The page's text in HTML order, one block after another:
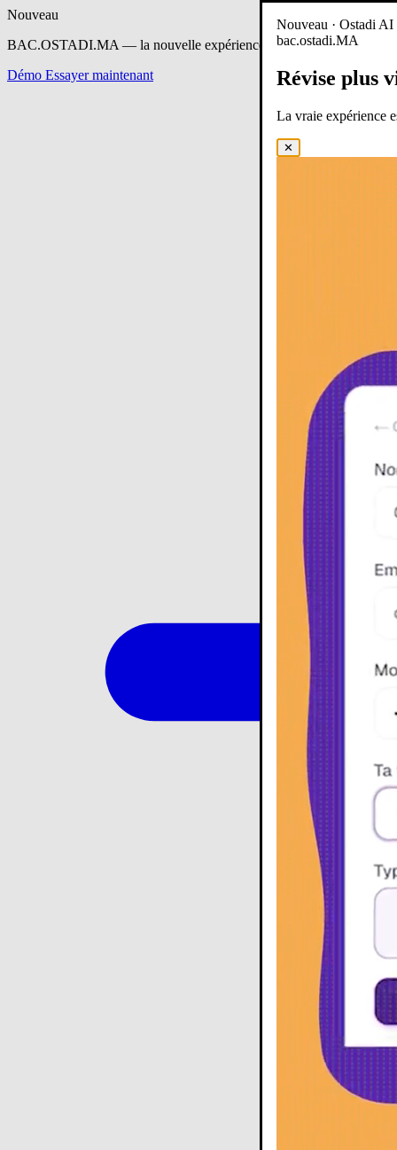
Nouveau
BAC.OSTADI.MA — la nouvelle expérience d’apprentissage est en
Démo Essayer maintenant
Nouveau · Ostadi AI
bac.ostadi.MA
Révise plus
La vraie expérience
✕